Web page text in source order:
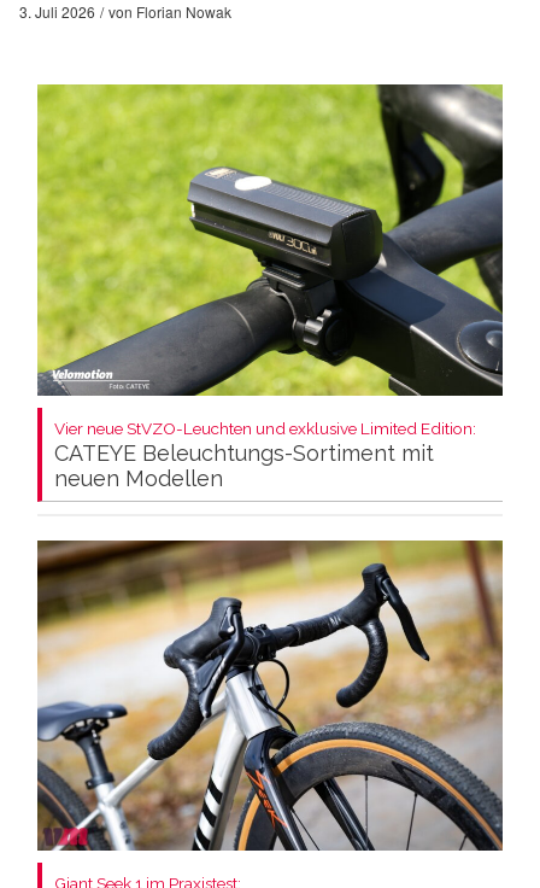
3. Juli 2026 von Florian Nowak
Vier neue StVZO-Leuchten und exklusive Limited Edition:
CATEYE Beleuchtungs-Sortiment mit
neuen Modellen
Giant Seek 1 im Praxistest: